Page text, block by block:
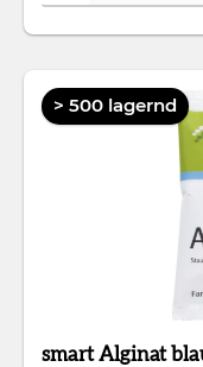
> 500 lagernd
smart Alginat blau Beutel 450 g